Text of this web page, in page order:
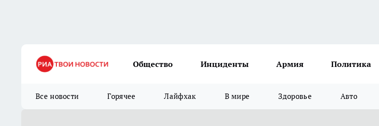
Общество Инциденты Армия Политика
Все новости Горячее Лайфхак В мире Здоровье Авто